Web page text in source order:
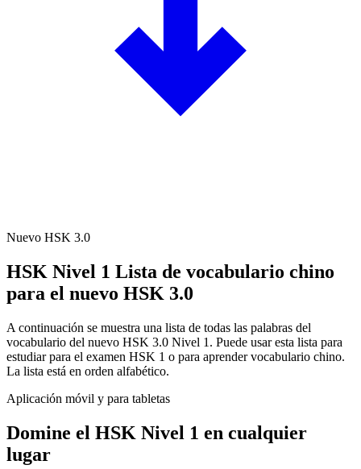
Nuevo HSK 3.0
HSK Nivel 1 Lista de vocabulario chino
para el nuevo HSK 3.0
A continuación se muestra una lista de todas las palabras del
vocabulario del nuevo HSK 3.0 Nivel 1. Puede usar esta lista para
estudiar para el examen HSK 1 o para aprender vocabulario chino.
La lista está en orden alfabético.
Aplicación móvil y para tabletas
Domine el HSK Nivel 1 en cualquier
lugar